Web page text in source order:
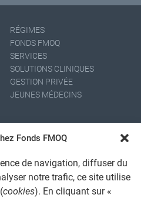
Fonds FMOQ
de navigation, diffuser du
notre trafic, ce site utilise
cookies). En cliquant sur «
RÉGIMES
FONDS FMOQ
SERVICES
SOLUTIONS CLINIQUES
GESTION PRIVÉE
JEUNES MÉDECINS